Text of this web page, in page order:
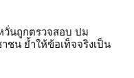
วั่นถูกตรวจสอบ ปม
ชน ย้ำให้ข้อเท็จจริงเป็น